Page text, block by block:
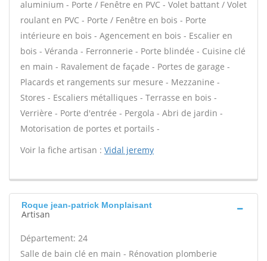
aluminium - Porte / Fenêtre en PVC - Volet battant / Volet
roulant en PVC - Porte / Fenêtre en bois - Porte
intérieure en bois - Agencement en bois - Escalier en
bois - Véranda - Ferronnerie - Porte blindée - Cuisine clé
en main - Ravalement de façade - Portes de garage -
Placards et rangements sur mesure - Mezzanine -
Stores - Escaliers métalliques - Terrasse en bois -
Verrière - Porte d'entrée - Pergola - Abri de jardin -
Motorisation de portes et portails -
Voir la fiche artisan : Vidal jeremy
Roque jean-patrick Monplaisant
Artisan
Département: 24
Salle de bain clé en main - Rénovation plomberie